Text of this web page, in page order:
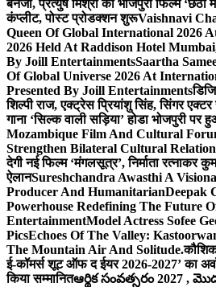
बनर्जी, प्रत्युष मिश्रा की भोजपुरी फिल्म
कंप्लीट, पोस्ट प्रोडक्शन शुरूVaishnavi
Queen Of Global International 2026
2026 Held At Raddison Hotel
By Joill EntertainmentsSaartha
Of Global Universe 2026 At
Presented By Joill Entertainments
शिल्पी राज, एक्ट्रेस प्रियांशु सिंह, सिंगर एक्टर
गाना ‘सिल्क वाली सड़िया’ होडा भोजपुरी पर
Mozambique Film And Cultural
Strengthen Bilateral Cultural
देगी नई फिल्म ‘मंगलसूत्र’, निर्माता रत्नाकर
ऐलानSureshchandra Awasthi A
Producer And HumanitarianDeepak
Powerhouse Redefining The Future
EntertainmentModel Actress Sofee
PicsEchoes Of The Valley:
The Mountain Air And Solitude.
ई-कॉमर्स शूट ऑफ द ईयर 2026-2027’ का
किया सम्मानितఆర్థిక సంవత్సరం 2027 ,